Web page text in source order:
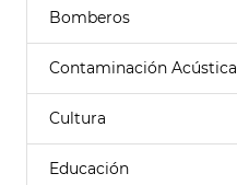
Bomberos
Contaminación Acústica
Cultura
Educación